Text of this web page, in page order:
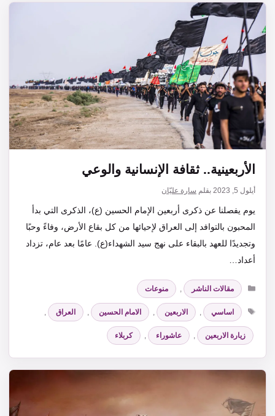
الأربعينية.. ثقافة الإنسانية والوعي
أيلول 5, 2023 بقلم سارة عليّان
يوم يفصلنا عن ذكرى أربعين الإمام الحسين (ع)، الذكرى التي بدأ
المحبون بالتوافد إلى العراق لإحيائها من كل بقاع الأرض، وفاءً وحبًا
وتجديدًا للعهد بالبقاء على نهج سيد الشهداء(ع). عامًا بعد عام، تزداد
أعداد…
التصنيفات
مقالات الناشر
منوعات
الوسوم
اساسي الاربعين الامام الحسين العراق
زيارة الاربعين عاشوراء كربلاء